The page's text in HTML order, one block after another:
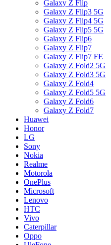
Galaxy Z Flip
Galaxy Z Flip3 5G
Galaxy Z Flip4 5G
Galaxy Z Flip5 5G
Galaxy Z Flip6
Galaxy Z Flip7
Galaxy Z Flip7 FE
Galaxy Z Fold2 5G
Galaxy Z Fold3 5G
Galaxy Z Fold4
Galaxy Z Fold5 5G
Galaxy Z Fold6
Galaxy Z Fold7
Huawei
Honor
LG
Sony
Nokia
Realme
Motorola
OnePlus
Microsoft
Lenovo
HTC
Vivo
Caterpillar
Oppo